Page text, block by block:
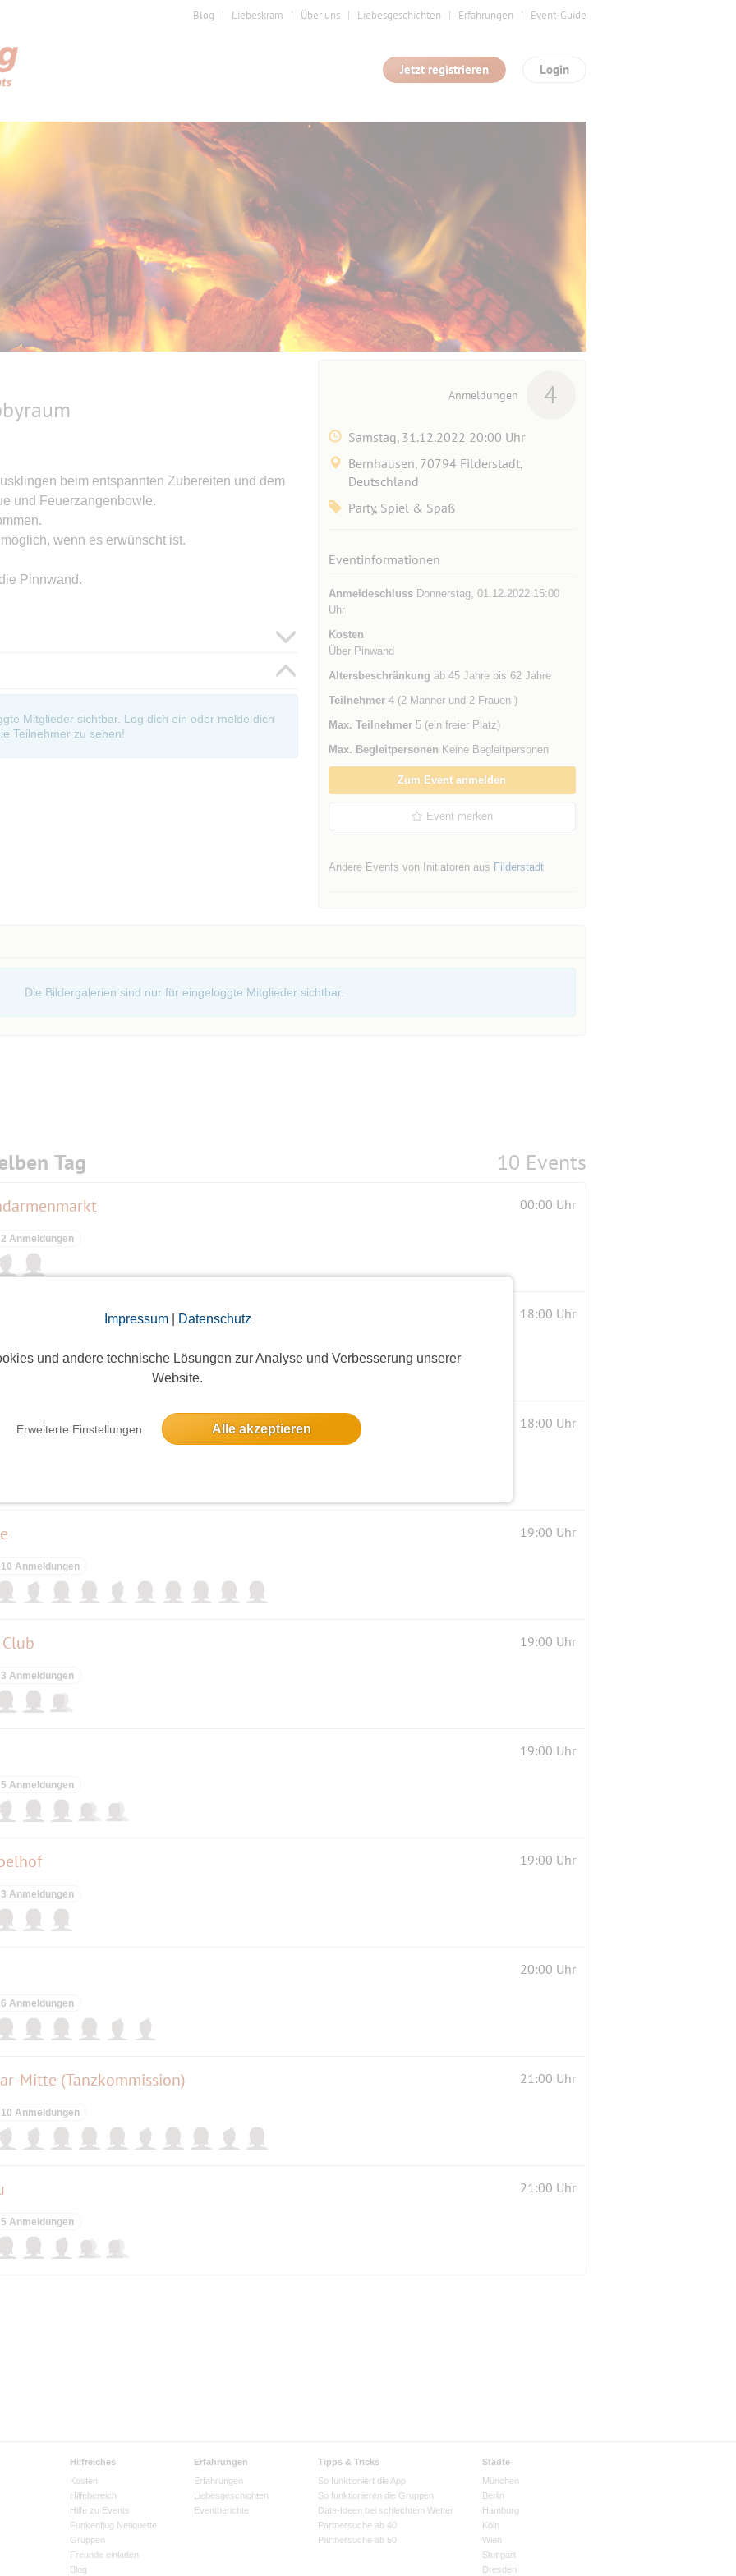
Impressum| Datenschutz
und andere technische Lösungen zur Analyse und Verbesserung unserer
Website.
Erweiterte Einstellungen Alle akzeptieren
Blog Liebeskram Über uns Liebesgeschichten Erfahrungen Event-Guide
Login
Jetzt registrieren
beim entspannten Zubereiten und dem
und Feuerzangenbowle.
wenn es erwünscht ist.
Pinnwand.
Mitglieder sichtbar. Log dich ein oder melde dich
Teilnehmer zu sehen!
Anmeldungen 4
Samstag, 31.12.2022 20:00 Uhr
Bernhausen, 70794 Filderstadt,
Deutschland
Party, Spiel & Spaß
Eventinformationen
AnmeldeschlussDonnerstag, 01.12.2022 15:00
Uhr
Kosten
Über Pinwand
Altersbeschränkung ab 45 Jahre bis 62 Jahre
Teilnehmer4 (2 Männer und 2 Frauen )
Max. Teilnehmer5 (ein freier Platz)
Max. Begleitpersonen Keine Begleitpersonen
Zum Event anmelden
Event merken
Andere Events von Initiatoren aus Filderstadt
Die Bildergalerien sind nur für eingeloggte Mitglieder sichtbar.
Tag 10 Events
00:00 Uhr
2 Anmeldungen
18:00 Uhr
18:00 Uhr
19:00 Uhr
10 Anmeldungen
19:00 Uhr
3 Anmeldungen
19:00 Uhr
5 Anmeldungen
19:00 Uhr
3 Anmeldungen
20:00 Uhr
6 Anmeldungen
Mitte (Tanzkommission) 21:00 Uhr
10 Anmeldungen
21:00 Uhr
5 Anmeldungen
Hilfreiches
Kosten
Hilfebereich
Hilfe zu Events
Funkenflug Netiquette
Gruppen
Freunde einladen
Blog
Erfahrungen
Erfahrungen
Liebesgeschichten
Eventberichte
Tipps & Tricks
So funktioniert die App
So funktionieren die Gruppen
Date-Ideen bei schlechtem Wetter
Partnersuche ab 40
Partnersuche ab 50
Städte
München
Berlin
Hamburg
Köln
Wien
Stuttgart
Dresden